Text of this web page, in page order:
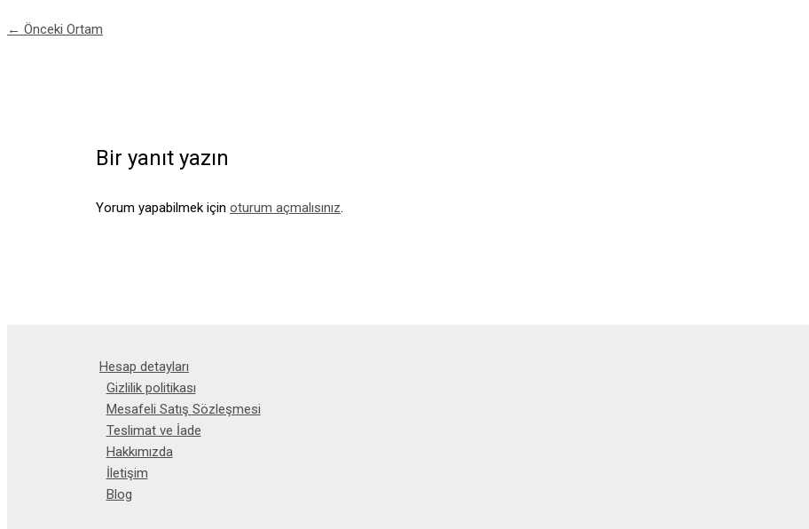
← Önceki Ortam
Bir yanıt yazın
Yorum yapabilmek içinoturum açmalısınız.
Hesap detayları
Gizlilik politikası
Mesafeli Satış Sözleşmesi
Teslimat ve İade
Hakkımızda
İletişim
Blog